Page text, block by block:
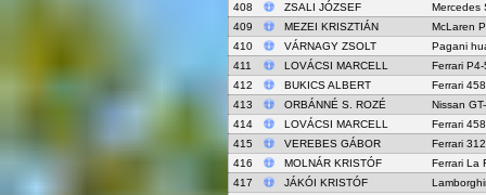
408
ZSALI JÓZSEF
Mercedes
409
MEZEI KRISZTIÁN
McLaren
410
VÁRNAGY ZSOLT
Pagani
411
LOVÁCSI MARCELL
Ferrari
412
BUKICS ALBERT
Ferrari
413
ORBÁNNÉ S. ROZÉ
Nissan
414
LOVÁCSI MARCELL
Ferrari
415
VEREBES GÁBOR
Ferrari
416
MOLNÁR KRISTÓF
Ferrari La
417
JÁKÓI KRISTÓF